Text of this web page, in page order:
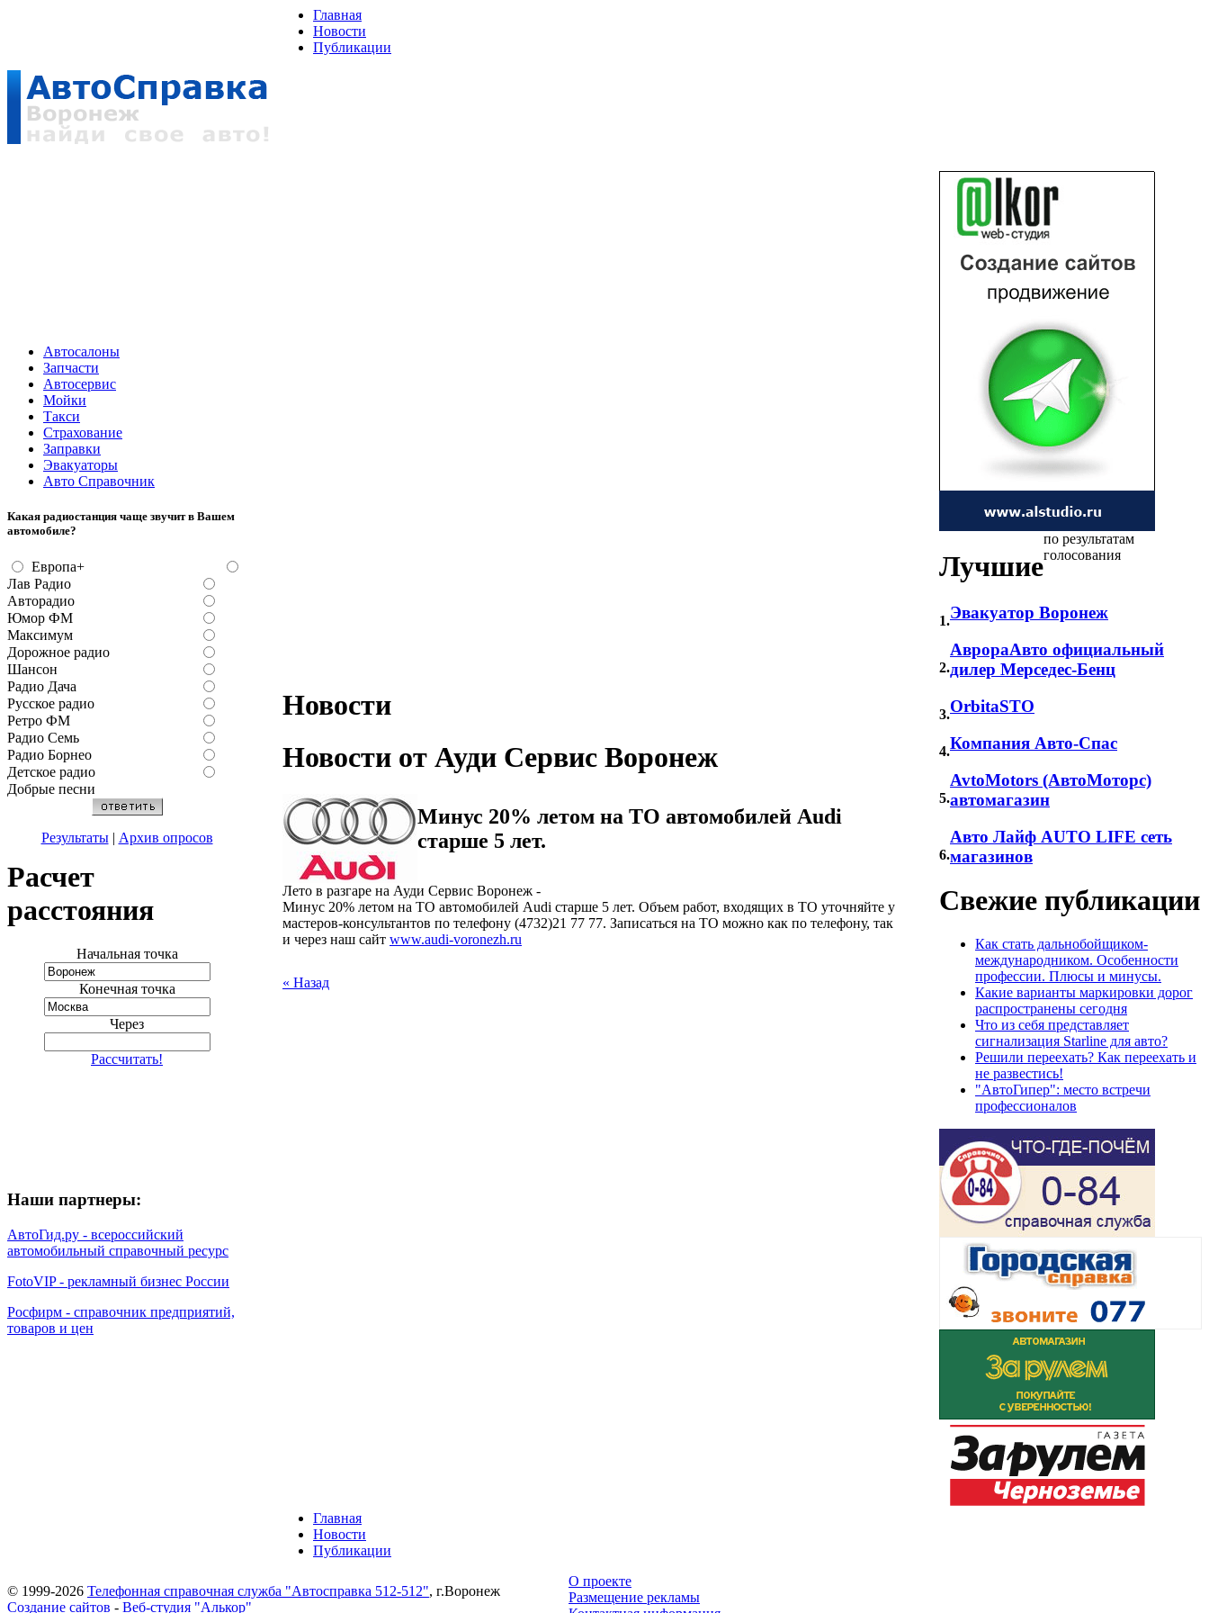
Главная
Новости
Публикации
Автосалоны
Запчасти
Автосервис
Мойки
Такси
Страхование
Заправки
Эвакуаторы
Авто Справочник
Какая радиостанция чаще звучит в Вашем
автомобиле?
Европа+
Лав Радио
Авторадио
Юмор ФМ
Максимум
Дорожное радио
Шансон
Радио Дача
Русское радио
Ретро ФМ
Радио Семь
Радио Борнео
Детское радио
Добрые песни
Результаты| Архив опросов
Расчет
расстояния
Начальная точка
Конечная точка
Через
Рассчитать!
Наши партнеры:
АвтоГид.ру - всероссийский
автомобильный справочный ресурс
FotoVIP - рекламный бизнес России
Росфирм - справочник предприятий,
товаров и цен
Новости
Новости от Ауди Сервис Воронеж
Минус 20% летом на ТО автомобилей Audi
старше 5 лет.
Лето в разгаре на Ауди Сервис Воронеж -
Минус 20% летом на ТО автомобилей Audi старше 5 лет. Объем работ, входящих в ТО уточняйте у
мастеров-консультантов по телефону (4732)21 77 77. Записаться на ТО можно как по телефону, так
и через наш сайт www.audi-voronezh.ru
« Назад
Лучшие
по результатам
голосования
1.Эвакуатор Воронеж
2.
АврораАвто официальный
дилер Мерседес-Бенц
3.OrbitaSTO
4.Компания Авто-Спас
5.
AvtoMotors (АвтоМоторс)
автомагазин
6.
Авто Лайф AUTO LIFE сеть
магазинов
Свежие публикации
Как стать дальнобойщиком-
международником. Особенности
профессии. Плюсы и минусы.
Какие варианты маркировки дорог
распространены сегодня
Что из себя представляет
сигнализация Starline для авто?
Решили переехать? Как переехать и
не развестись!
"АвтоГипер": место встречи
профессионалов
Главная
Новости
Публикации
© 1999-2026 Телефонная справочная служба "Автосправка 512-512", г.Воронеж
Создание сайтов - Веб-студия "Алькор"
О проекте
Размещение рекламы